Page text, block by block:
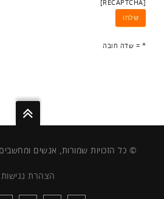
[RECAPTCHA]
* = שדה חובה
© כל הזכויות שמורות, אנשים ומחשבים
הצהרת נגישות